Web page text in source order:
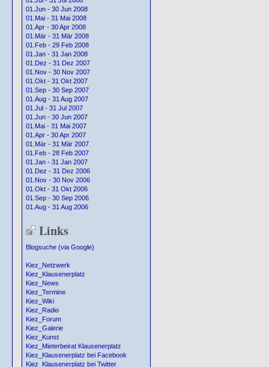
01.Jun - 30 Jun 2008
01.Mai - 31 Mai 2008
01.Apr - 30 Apr 2008
01.Mär - 31 Mär 2008
01.Feb - 29 Feb 2008
01.Jan - 31 Jan 2008
01.Dez - 31 Dez 2007
01.Nov - 30 Nov 2007
01.Okt - 31 Okt 2007
01.Sep - 30 Sep 2007
01.Aug - 31 Aug 2007
01.Jul - 31 Jul 2007
01.Jun - 30 Jun 2007
01.Mai - 31 Mai 2007
01.Apr - 30 Apr 2007
01.Mär - 31 Mär 2007
01.Feb - 28 Feb 2007
01.Jan - 31 Jan 2007
01.Dez - 31 Dez 2006
01.Nov - 30 Nov 2006
01.Okt - 31 Okt 2006
01.Sep - 30 Sep 2006
01.Aug - 31 Aug 2006
Links
Blogsuche (via Google)
Kiez_Netzwerk
Kiez_Klausenerplatz
Kiez_News
Kiez_Termine
Kiez_Wiki
Kiez_Radio
Kiez_Forum
Kiez_Galerie
Kiez_Kunst
Kiez_Mieterbeirat Klausenerplatz
Kiez_Klausenerplatz bei Facebook
Kiez_Klausenerplatz bei Twitter